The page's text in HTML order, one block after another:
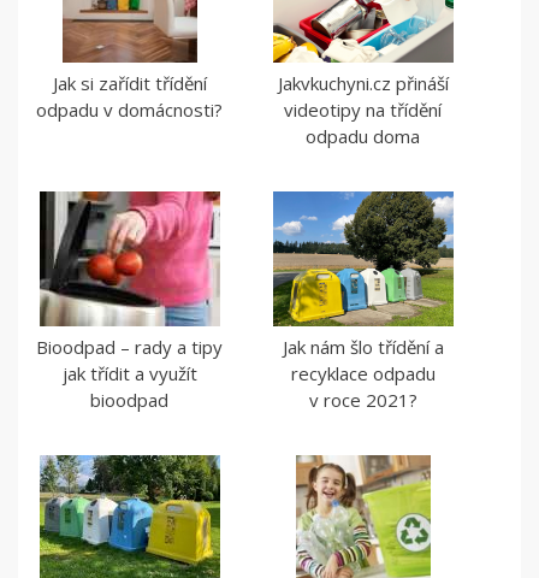
Jak si zařídit třídění
odpadu v domácnosti?
Jakvkuchyni.cz přináší
videotipy na třídění
odpadu doma
Bioodpad – rady a tipy
jak třídit a využít
bioodpad
Jak nám šlo třídění a
recyklace odpadu
v roce 2021?